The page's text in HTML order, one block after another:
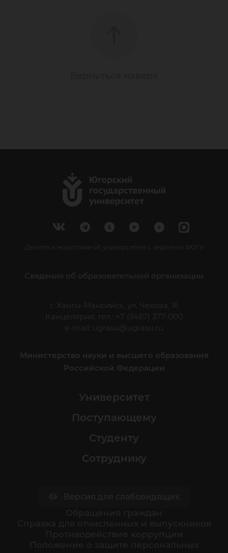
Делитесь новостями об университете с хештегом #ЮГУ
Сведения об образовательной организации
г. Ханты-Мансийск, ул. Чехова, 16
Канцелярия: тел.: +7 (3467) 377-000
e-mail:
ugrasu@ugrasu.ru
Министерство науки и высшего образования
Российской Федерации
Университет
Поступающему
Студенту
Сотруднику